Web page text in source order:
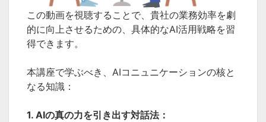
この動画を視聴することで、貴社の業務効率を劇
的に向上させるための、具体的なAI活用戦略を習
得できます。
本講座で学ぶべき、AIコニュニケーションの核と
なる知識：
1. AIの真の力を引き出す対話法：